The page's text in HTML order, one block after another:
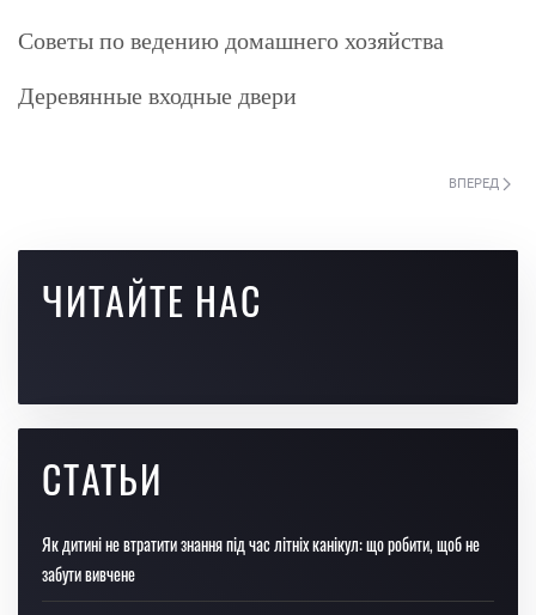
Советы по ведению домашнего хозяйства
Деревянные входные двери
ВПЕРЕД
ЧИТАЙТЕ НАС
СТАТЬИ
Як дитині не втратити знання під час літніх канікул: що робити, щоб не
забути вивчене